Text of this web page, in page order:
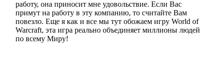
работу, она приносит мне удовольствие. Если Вас
примут на работу в эту компанию, то считайте Вам
повезло. Еще я как и все мы тут обожаем игру World of
Warcraft, эта игра реально объединяет миллионы людей
по всему Миру!